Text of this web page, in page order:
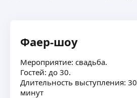
Фаер-шоу
Мероприятие: свадьба.
Гостей: до 30.
Длительность выступления: 30
минут